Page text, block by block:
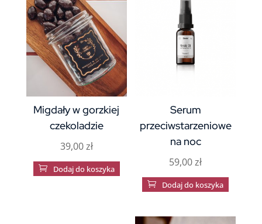
Migdały w gorzkiej
czekoladzie
39,00zł
 Dodaj do koszyka
Serum
przeciwstarzeniowe
na noc
59,00zł
 Dodaj do koszyka